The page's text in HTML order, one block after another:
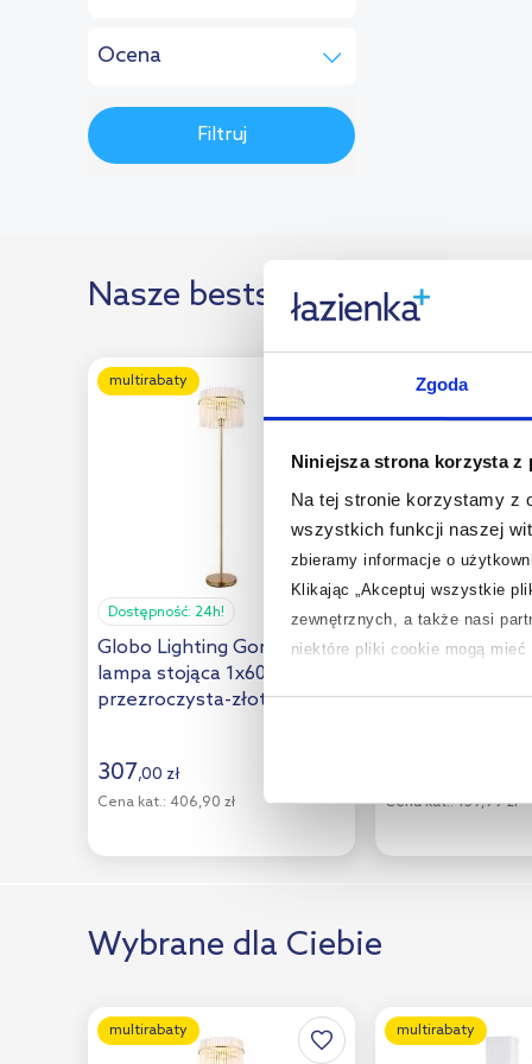
Zgoda
Niniejsza strona korzysta z
Na tej stronie korzystamy z
wszystkich funkcji naszej
zbieramy informacje o
Klikając „Akceptuj wszystkie
zewnętrznych, a także nasi
niektóre pliki cookie mogą mieć
na temat plików cookie i tego,
6 (1)
2 (1)
Ocena
Filtruj
Nasze bestsellery
multirabaty
Dostępność: 24h!
Globo Lighting Gorley
lampa stojąca 1x60 W biała-
przezroczysta-złota
307,00 zł
Cena kat.: 406,90 zł
multirabaty
Dostępność: 24h!
Goldlux Stella
325341
Cena kat.:159,99 zł
Wybrane dla Ciebie
multirabaty multirabaty